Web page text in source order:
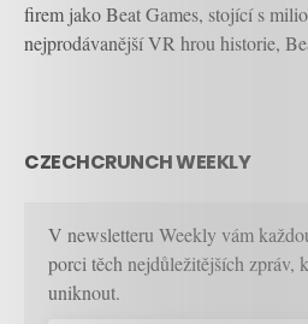
firem jako Beat Games, stojící s
nejprodávanější VR hrou historie,
CZECHCRUNCH WEEKLY
V newsletteru Weekly vám
porci těch nejdůležitějších zpráv,
uniknout.